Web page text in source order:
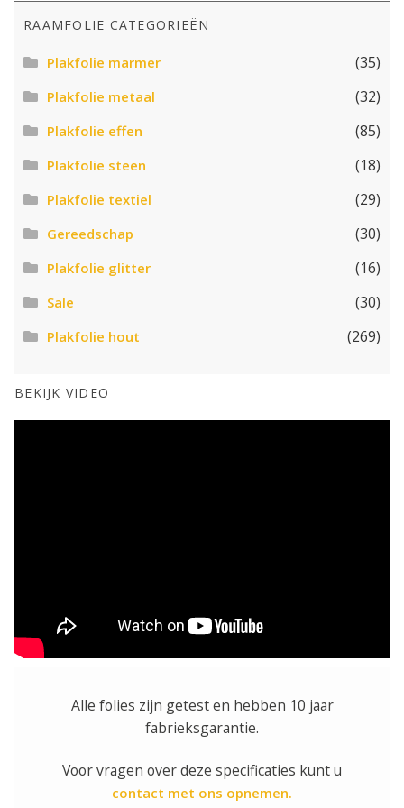
RAAMFOLIE CATEGORIEËN
Plakfolie marmer (35)
Plakfolie metaal (32)
Plakfolie effen (85)
Plakfolie steen (18)
Plakfolie textiel (29)
Gereedschap (30)
Plakfolie glitter (16)
Sale (30)
Plakfolie hout (269)
BEKIJK VIDEO
Alle folies zijn getest en hebben 10 jaar
fabrieksgarantie.
Voor vragen over deze specificaties kunt u
contact met ons opnemen.